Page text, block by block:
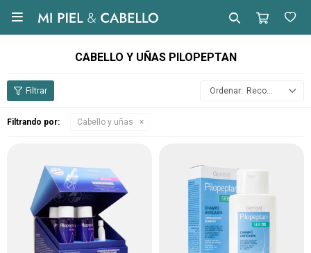

CABELLO Y UÑAS PILOPEPTAN
Recomendados
Filtrando por: Cabello y uñas